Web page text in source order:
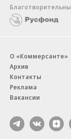
О «Коммерсанте»
Архив
Контакты
Реклама
Вакансии